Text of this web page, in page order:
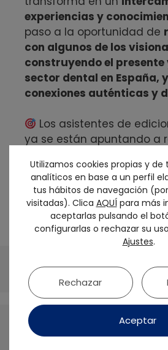
experiencias y
paso a la oportunidad de
con algunos de los
construyendo el
sector dental en España,
conexiones auténticas y
Los asistentes de
ya se están apuntando a
Descubre el programa
inscríbete en
Entradas recientes
Utilizamos cookies propias y
analíticos en base a un perfil
tus hábitos de navegación
visitadas). Clica AQUÍpara más
aceptarlas pulsando el
configurarlas o rechazar su
Ajustes.
Aceptar
Rechazar